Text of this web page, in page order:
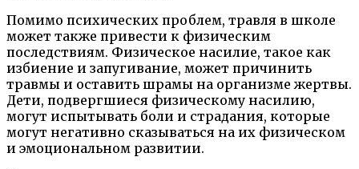
Помимо психических проблем, травля в школе
может также привести к физическим
последствиям. Физическое насилие, такое как
избиение и запугивание, может причинить
травмы и оставить шрамы на организме жертвы.
Дети, подвергшиеся физическому насилию,
могут испытывать боли и страдания, которые
могут негативно сказываться на их физическом
и эмоциональном развитии.